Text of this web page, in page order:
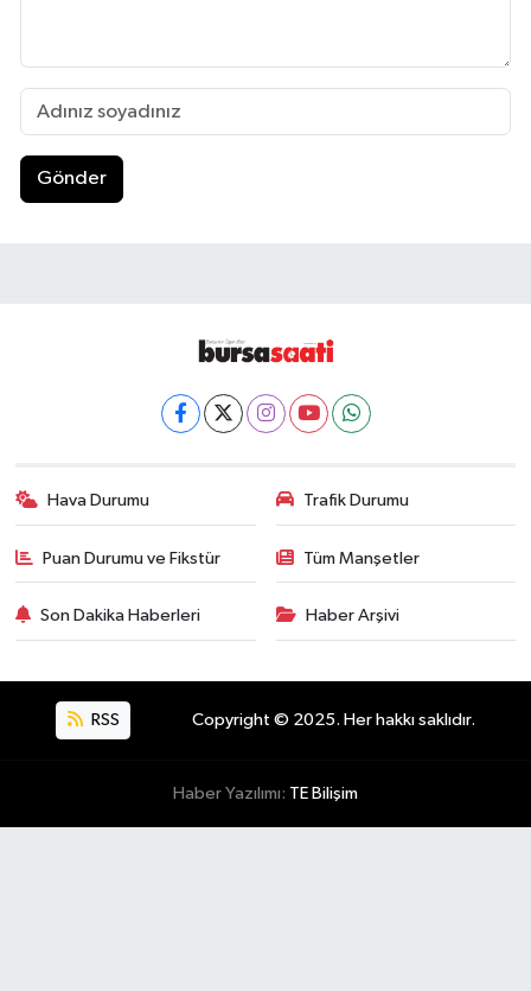
Gönder
Hava Durumu Trafik Durumu
Puan Durumu ve Fikstür Tüm Manşetler
Son Dakika Haberleri Haber Arşivi
RSS Copyright © 2025. Her hakkı saklıdır.
Haber Yazılımı: TE Bilişim